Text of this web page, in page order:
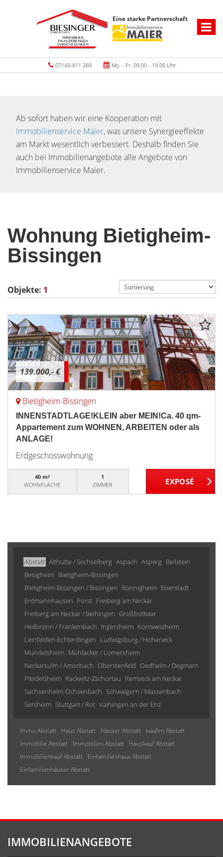
Eine starke Partnerschaft
07143-811 269 Mo. - Fr. 09.00 - 19.00 Uhr
Ab sofort haben wir eine Kooperation mit
Immobilienservice Maier, was unsere Synergieeffekte
am Markt wesentlich verbessert. Deshalb finden Sie
auch bei Immobilienangebote alle Angebote von
Immobilienservice Maier.
Wohnung Bietigheim-
Bissingen
Objekte: 1
139.000,- €
Bietigheim-Bissingen
INNENSTADTLAGE!KLEIN aber MEIN!Ca. 40 qm-
Appartement zum WOHNEN, ARBEITEN oder als
ANLAGE!
Erdgeschosswohnung
40 m²
WOHNFLÄCHE
1
ZIMMER
Abstatt Althütte / Sechselberg Aspach Asperg Beilstein
Besigheim Bietigheim-Bissingen
Bietigheim-Bissingen / Bissingen Bönnigheim Eberstadt
Erdmannhausen Forst Freiberg am Neckar
Freiberg am Neckar / Beihingen Großbottwar
Heilbronn / Frankenbach Ingersheim Kornwestheim
Leinfelden-Echterdingen Ludwigsburg / Hoheneck
Mundelsheim Mühlacker / Lomersheim
Neckarsulm / Amorbach Oberstenfeld Oedheim / Degmarn
Pleidelsheim Rackwitz-Zschortau Remseck am Neckar
Sachsenheim-Ochsenbach Schwaigern / Massenbach
Sersheim Stuttgart / Rot Vaihingen an der Enz
Immo Abstatt Haus Abstatt Häuser Abstatt
kaufen Abstatt
Immobilie Abstatt
Immobilien Abstatt
Hauskauf Abstatt
Immobilienkauf Abstatt
Einfamilienhaus Abstatt
Einfamilienhäuser Abstatt
IMMOBILIENANGEBOTE